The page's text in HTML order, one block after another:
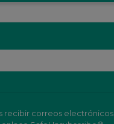
recibir correos